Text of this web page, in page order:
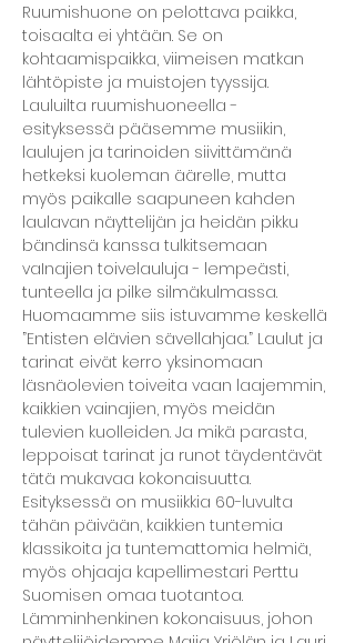
Ruumishuone on pelottava paikka,
toisaalta ei yhtään. Se on
kohtaamispaikka, viimeisen matkan
lähtöpiste ja muistojen tyyssija.
Lauluilta ruumishuoneella -
esityksessä pääsemme musiikin,
laulujen ja tarinoiden siivittämänä
hetkeksi kuoleman äärelle, mutta
myös paikalle saapuneen kahden
laulavan näyttelijän ja heidän pikku
bändinsä kanssa tulkitsemaan
vaInajien toivelauluja - lempeästi,
tunteella ja pilke silmäkulmassa.
Huomaamme siis istuvamme keskellä
”Entisten elävien sävellahjaa.” Laulut ja
tarinat eivät kerro yksinomaan
läsnäolevien toiveita vaan laajemmin,
kaikkien vainajien, myös meidän
tulevien kuolleiden. Ja mikä parasta,
leppoisat tarinat ja runot täydentävät
tätä mukavaa kokonaisuutta.
Esityksessä on musiikkia 60-luvulta
tähän päivään, kaikkien tuntemia
klassikoita ja tuntemattomia helmiä,
myös ohjaaja kapellimestari Perttu
Suomisen omaa tuotantoa.
Lämminhenkinen kokonaisuus, johon